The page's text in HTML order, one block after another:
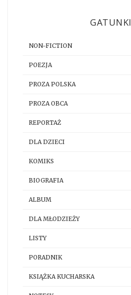
GATUNKI
NON-FICTION
POEZJA
PROZA POLSKA
PROZA OBCA
REPORTAŻ
DLA DZIECI
KOMIKS
BIOGRAFIA
ALBUM
DLA MŁODZIEŻY
LISTY
PORADNIK
KSIĄŻKA KUCHARSKA